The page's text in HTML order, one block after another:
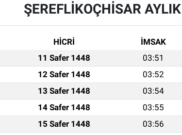
ŞEREFLİKOÇHİSAR
HİCRİ İMSAK
11 Safer 1448 03:51
12 Safer 1448 03:52
13 Safer 1448 03:54
14 Safer 1448 03:55
15 Safer 1448 03:56